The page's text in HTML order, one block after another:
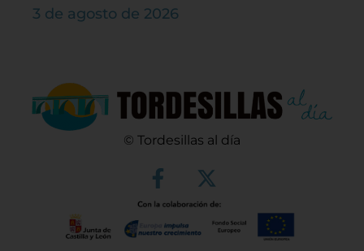
3 de agosto de 2026
© Tordesillas al día